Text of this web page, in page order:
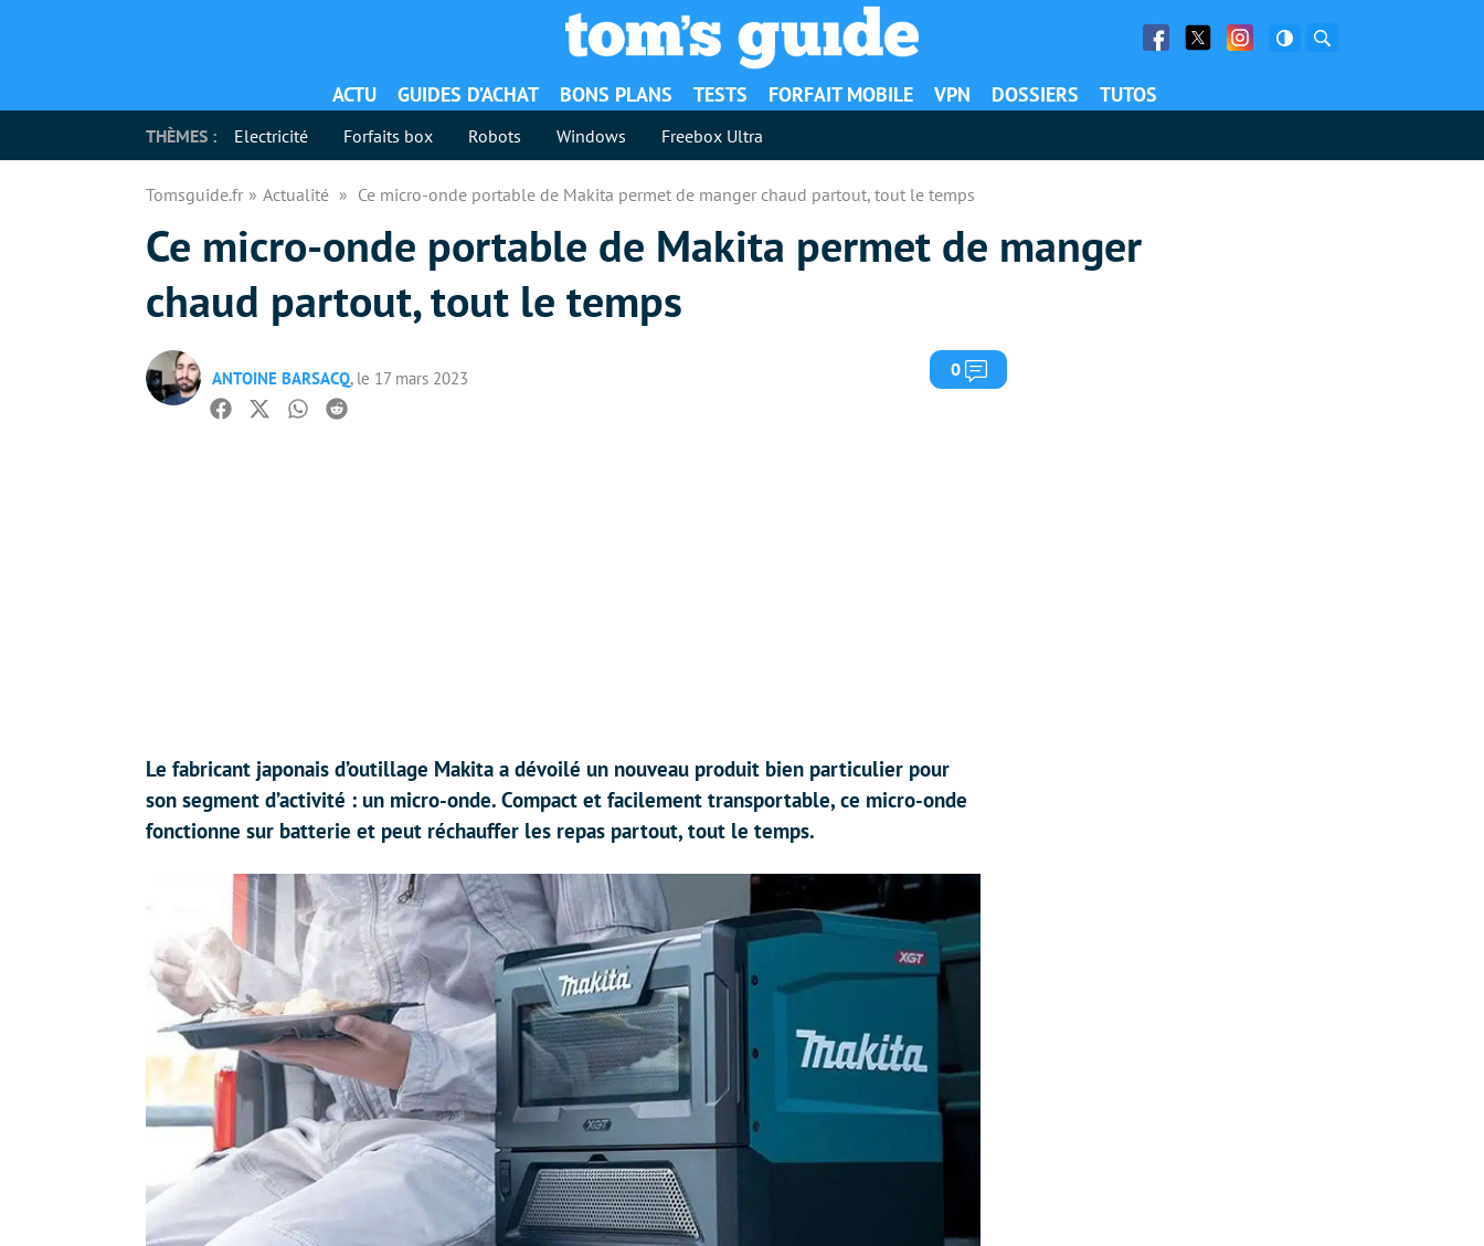
Facebook
Twitter Facebook
ACTU GUIDES D’ACHAT BONS PLANS TESTS FORFAIT MOBILE VPN DOSSIERS TUTOS
THÈMES : Electricité Forfaits box Robots Windows Freebox Ultra
Tomsguide.fr Actualité Ce micro-onde portable de Makita permet de manger chaud partout, tout le temps
Ce micro-onde portable de Makita permet de manger
chaud partout, tout le temps
ANTOINE BARSACQ, le 17 mars 2023 0 Commentaires
Facebook
TwitterWhatsapp
Reddit
Le fabricant japonais d’outillage Makita a dévoilé un nouveau produit bien particulier pour
son segment d’activité : un micro-onde. Compact et facilement transportable, ce micro-onde
fonctionne sur batterie et peut réchauffer les repas partout, tout le temps.